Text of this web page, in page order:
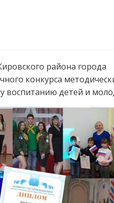
района города
конкурса
воспитанию детей и